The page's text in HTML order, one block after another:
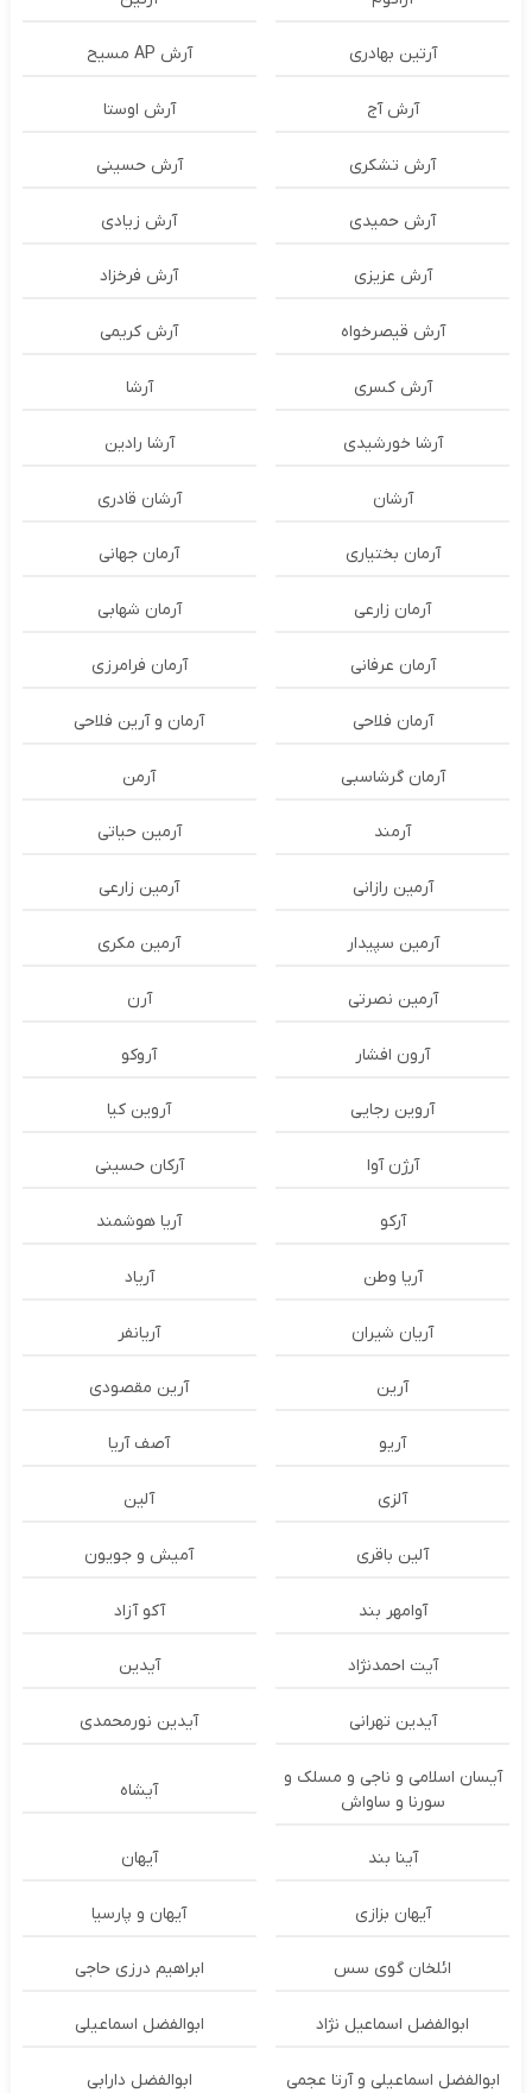
آرتین بهادری آرش AP مسیح
آرش آج آرش اوستا
آرش تشکری آرش حسینی
آرش حمیدی آرش زیادی
آرش عزیزی آرش فرخزاد
آرش قیصرخواه آرش کریمی
آرش کسری آرشا
آرشا خورشیدی آرشا رادین
آرشان آرشان قادری
آرمان بختیاری آرمان جهانی
آرمان زارعی آرمان شهابی
آرمان عرفانی آرمان فرامرزی
آرمان فلاحی آرمان و آرین فلاحی
آرمان گرشاسبی آرمن
آرمند آرمین حیاتی
آرمین رازانی آرمین زارعی
آرمین سپیدار آرمین مکری
آرمین نصرتی آرن
آرون افشار آروکو
آروین رجایی آروین کیا
آرژن آوا آرکان حسینی
آرکو آریا هوشمند
آریا وطن آریاد
آریان شیران آریانفر
آرین آرین مقصودی
آریو آصف آریا
آلزی آلین
آلین باقری آمیش و جویون
آوامهر بند آکو آزاد
آیت احمدنژاد آیدین
آیدین تهرانی آیدین نورمحمدی
آیسان اسلامی و ناجی و مسلک و
سورنا و ساواش
آیشاه
آینا بند آیهان
آیهان بزازی آیهان و پارسیا
ائلخان گوی سس ابراهیم درزی حاجی
ابوالفضل اسماعیل نژاد ابوالفضل اسماعیلی
ابوالفضل اسماعیلی و آرتا عجمی ابوالفضل دارابی